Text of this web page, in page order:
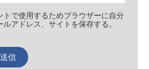
トで使用するためブラウザーに自分
ルアドレス、サイトを保存する。